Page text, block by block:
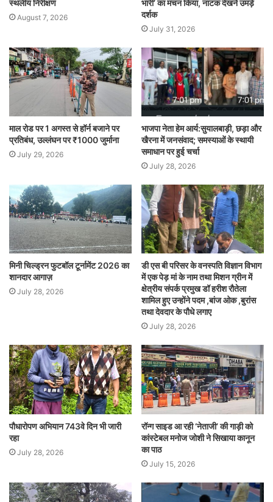
स्थलीय निरीक्षण
August 7, 2026
भारी’ का मंचन किया, नाटक देखने उमड़े
दर्शक
July 31, 2026
माल रोड पर 1 अगस्त से हॉर्न बजाने पर
प्रतिबंध, उल्लंघन पर ₹1000 जुर्माना
July 29, 2026
भाजपा नेता हेम आर्य:सुयालबाड़ी, छड़ा और
खैरना में जनसंवाद; समस्याओं के स्थायी
समाधान पर हुई चर्चा
July 28, 2026
मिनी चिल्ड्रन फुटबॉल टूर्नामेंट 2026 का
शानदार आगाज़
July 28, 2026
डी एस बी परिसर के वनस्पति विज्ञान विभाग
में एक पेड़ मां के नाम तथा मिशन ग्रीन में
क्षेत्रीय संपर्क प्रमुख डॉ हरीश रौतेला
शामिल हुए उन्होंने पदम ,बांज ओक ,बुरांस
तथा देवदार के पौधे लगाए
July 28, 2026
पौधारोपण अभियान 743वे दिन भी जारी
रहा
July 28, 2026
रॉन्ग साइड आ रही ‘नेताजी’ की गाड़ी को
कांस्टेबल मनोज जोशी ने सिखाया कानून
का पाठ
July 15, 2026